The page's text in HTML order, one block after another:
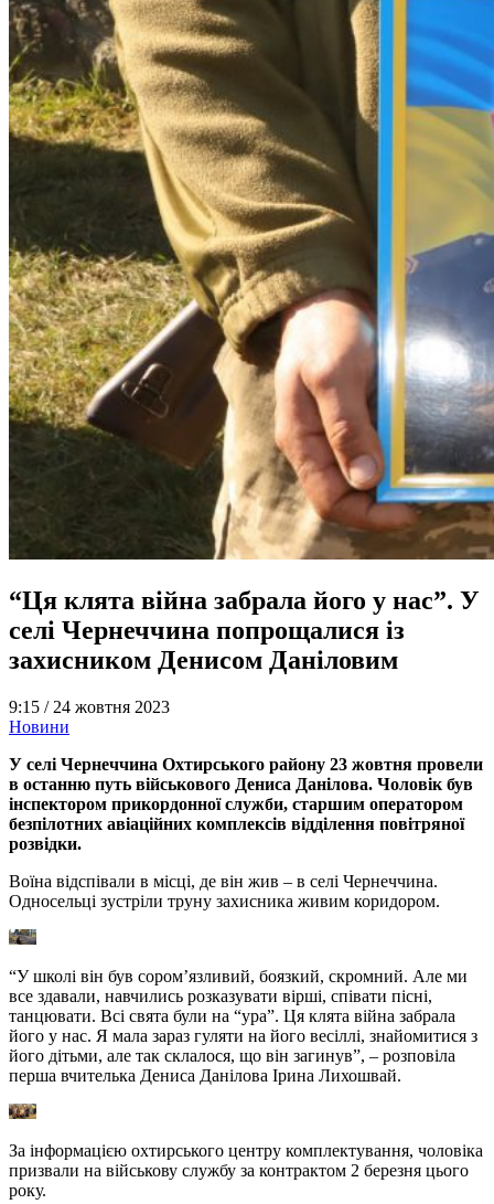
“Ця клята війна забрала його у нас”. У
селі Чернеччина попрощалися із
захисником Денисом Даніловим
9:15 / 24 жовтня 2023
Новини
У селі Чернеччина Охтирського району 23 жовтня провели
в останню путь військового Дениса Данілова. Чоловік був
інспектором прикордонної служби, старшим оператором
безпілотних авіаційних комплексів відділення повітряної
розвідки.
Воїна відспівали в місці, де він жив – в селі Чернеччина.
Односельці зустріли труну захисника живим коридором.
“У школі він був сором’язливий, боязкий, скромний. Але ми
все здавали, навчились розказувати вірші, співати пісні,
танцювати. Всі свята були на “ура”. Ця клята війна забрала
його у нас. Я мала зараз гуляти на його весіллі, знайомитися з
його дітьми, але так склалося, що він загинув”, – розповіла
перша вчителька Дениса Данілова Ірина Лихошвай.
За інформацією охтирського центру комплектування, чоловіка
призвали на військову службу за контрактом 2 березня цього
року.